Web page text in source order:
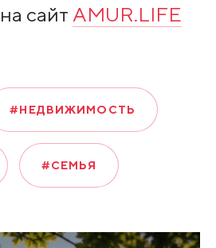
сайт AMUR.LIFE
#НЕДВИЖИМОСТЬ
#СЕМЬЯ